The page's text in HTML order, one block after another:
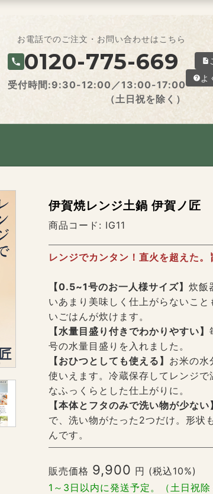
お電話でのご注文・お問い合わせはこちら
0120-775-669
受付時間:9:30-12:00／13:00-17:00
（土日祝を除く）
よ
伊賀焼レンジ土鍋 伊賀ノ匠
商品コード: IG11
レンジでカンタン！直火を超えた
【0.5~1号のお一人様サイズ】 炊飯
いあまり美味しく仕上がらないこ
いごはんが炊けます。
【水量目盛り付きでわかりやすい】
号の水量目盛りを入れました。
【おひつとしても使える】 お米の水
使いえます。冷蔵保存してレンジ
なふっくらとした仕上がりに。
【本体とフタのみで洗い物が少ない】
で、洗い物がたった2つだけ。形状
んです。
販売価格 9,900 円 (税込10%)
1～3日以内に発送予定。（土日祝除